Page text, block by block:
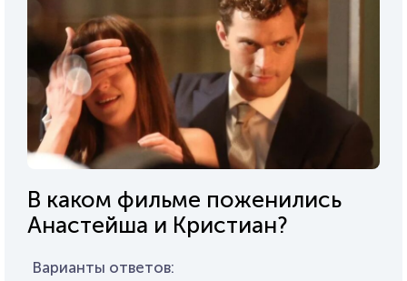
В каком фильме поженились
Анастейша и Кристиан?
Варианты ответов: